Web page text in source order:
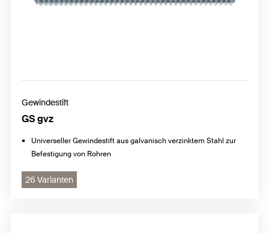
Gewindestift
GS gvz
Universeller Gewindestift aus galvanisch verzinktem Stahl zur
Befestigung von Rohren
26 Varianten